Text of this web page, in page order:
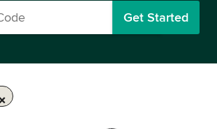
Get Started